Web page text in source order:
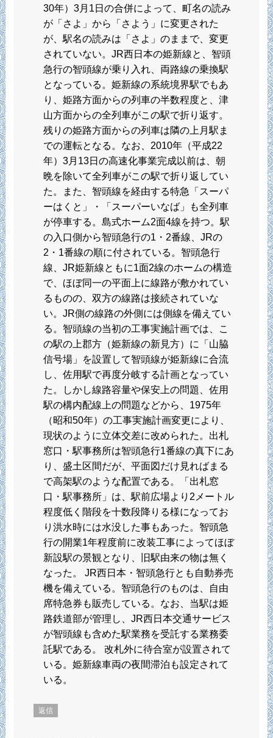
30年）3月1日の合併によって、町名の読み
が「さよ」から「さよう」に変更された
が、駅名の読みは「さよ」のままで、変更
されていない。JR西日本の姫新線と、智頭
急行の智頭線が乗り入れ、両路線の乗換駅
となっている。姫新線の系統境界駅でもあ
り、姫路方面からの列車の半数程度と、津
山方面からの全列車がこの駅で折り返す。
残りの姫路方面からの列車は隣の上月駅ま
での運転となる。なお、2010年（平成22
年）3月13日の高速化事業完成以前は、朝
晩を除いて全列車がこの駅で折り返してい
た。また、智頭線を経由する特急「スーパ
ーはくと」・「スーパーいなば」も全列車
が停車する。島式ホーム2面4線を持つ。駅
の入口側から智頭急行の1・2番線、JRの
2・1番線の順に付されている。智頭急行
線、JR姫新線ともに1面2線のホームの構造
で、ほぼ同一の平面上に線路が敷かれてい
るものの、双方の線路は接続されていな
い。JR側の線路の外側には側線を備えてい
る。智頭線の当初の工事実施計画では、こ
の駅の上郡方（姫新線の新見方）に「山脇
信号場」を設置して智頭線が姫新線に合流
し、佐用駅で再度分岐する計画となってい
た。しかし線路容量や保安上の問題、佐用
駅の構内配線上の問題などから、1975年
（昭和50年）の工事実施計画変更により、
現状のように立体交差に改められた。出札
窓口・駅事務所は智頭急行1番線の真下にあ
り、盛土区間だが、平面図だけ見ればまる
で高架駅のような配置である。「出札窓
口・駅事務所」は、駅前広場より2メートル
程度低く階段を十数段降りる様になってお
り洪水時には水没した事もあった。智頭急
行の開業1年程度前に改装工事によってほぼ
新設駅の景観となり、旧駅由来の物は無く
なった。 JR西日本・智頭急行とも自動券売
機を備えている。智頭急行のものは、自由
席特急券も販売している。なお、当駅は姫
路鉄道部が管理し、JR西日本交通サービス
が智頭線も含めた駅業務を受託する業務委
託駅である。 改札外に待合室が設置されて
いる。姫新線車両の夜間滞泊も設定されて
いる。
返信